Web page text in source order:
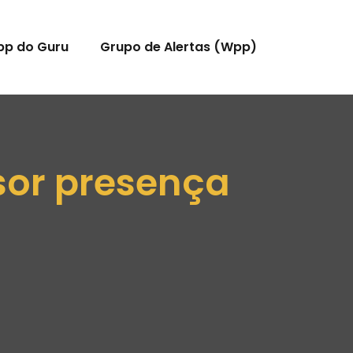
do Guru Grupo de Alertas (Wpp)
presença